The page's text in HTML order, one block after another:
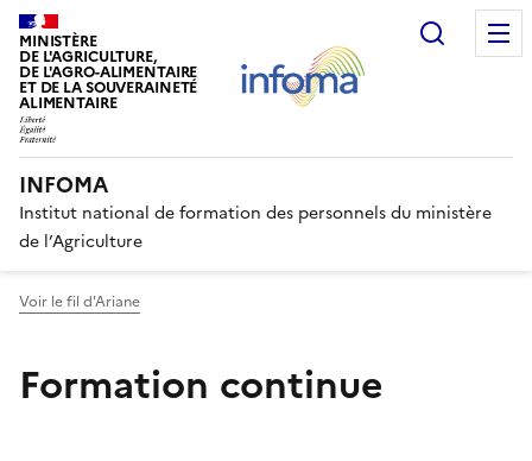
MINISTÈRE
DE L'AGRICULTURE,
DE L'AGRO-ALIMENTAIRE
ET DE LA SOUVERAINETÉ
ALIMENTAIRE
INFOMA
Institut national de formation des personnels du ministère
de l’Agriculture
Voir le fil d'Ariane
Formation continue